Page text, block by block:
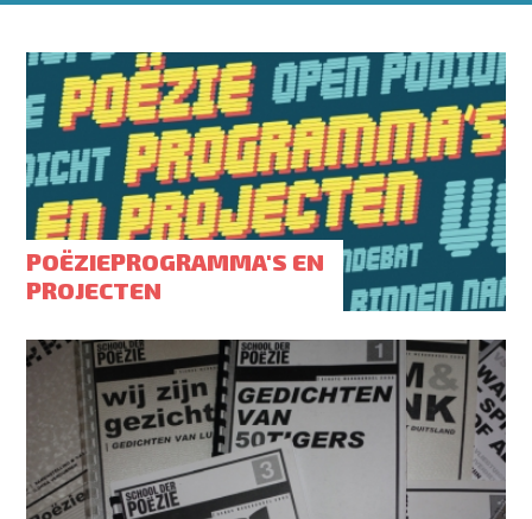
POËZIEPROGRAMMA'S EN
PROJECTEN